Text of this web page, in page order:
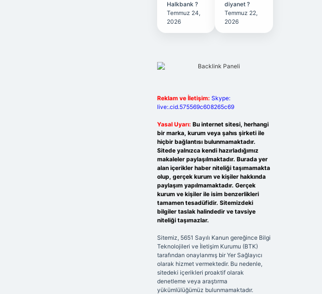
Halkbank ?
Temmuz 24,
2026
diyanet ?
Temmuz 22,
2026
Reklam ve İletişim: Skype:
live:.cid.575569c608265c69
Yasal Uyarı: Bu internet sitesi, herhangi
bir marka, kurum veya şahıs şirketi ile
hiçbir bağlantısı bulunmamaktadır.
Sitede yalnızca kendi hazırladığımız
makaleler paylaşılmaktadır. Burada yer
alan içerikler haber niteliği taşımamakta
olup, gerçek kurum ve kişiler hakkında
paylaşım yapılmamaktadır. Gerçek
kurum ve kişiler ile isim benzerlikleri
tamamen tesadüfidir. Sitemizdeki
bilgiler taslak halindedir ve tavsiye
niteliği taşımazlar.
Sitemiz, 5651 Sayılı Kanun gereğince Bilgi
Teknolojileri ve İletişim Kurumu (BTK)
tarafından onaylanmış bir Yer Sağlayıcı
olarak hizmet vermektedir. Bu nedenle,
sitedeki içerikleri proaktif olarak
denetleme veya araştırma
yükümlülüğümüz bulunmamaktadır.